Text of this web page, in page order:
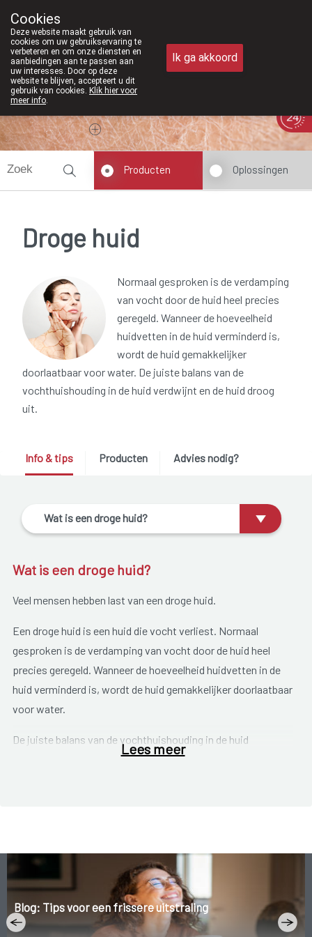
011/610300
Vandaag
Producten Oplossingen
Droge huid
Normaal gesproken is de verdamping
van vocht door de huid heel precies
geregeld. Wanneer de hoeveelheid
huidvetten in de huid verminderd is,
wordt de huid gemakkelijker
doorlaatbaar voor water. De juiste balans van de
vochthuishouding in de huid verdwijnt en de huid droog
uit.
Info & tips Producten Advies nodig?
Wat is een droge huid?
Wat is een droge huid?
Veel mensen hebben last van een droge huid.
Een droge huid is een huid die vocht verliest. Normaal
gesproken is de verdamping van vocht door de huid heel
precies geregeld. Wanneer de hoeveelheid huidvetten in de
huid verminderd is, wordt de huid gemakkelijker doorlaatbaar
voor water.
De juiste balans van de vochthuishouding in de huid
verdwijnt en de huid droog uit. Hierdoor wordt de huid rood,
Sommige stoffen (zoals zeep, schoonmaakmiddelen), lang
douchen of baden en de handen zeer vaak wassen
(beroepsmatig), kunnen de huid uitdrogen doordat de
natuurlijke vetlaag van de huid wordt weggewassen.
Lees meer
Blog: Tips voor een frissere uitstraling
Cookies
Deze website maakt gebruik van
cookies om uw gebruikservaring te
verbeteren en om onze diensten en
aanbiedingen aan te passen aan
uw interesses. Door op deze
website te blijven, accepteert u dit
gebruik van cookies. Klik hier voor
meer info.
Ik ga akkoord